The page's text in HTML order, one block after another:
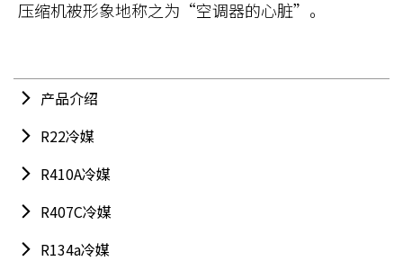
压缩机被形象地称之为“空调器的心脏”。
产品介绍
R22冷媒
R410A冷媒
R407C冷媒
R134a冷媒